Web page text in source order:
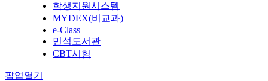
학생지원시스템
MYDEX(비교과)
e-Class
민석도서관
CBT시험
팝업열기